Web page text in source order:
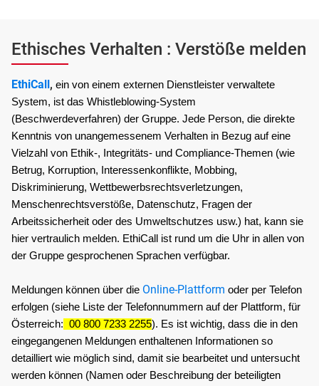
Ethisches Verhalten : Verstöße melden
EthiCall, ein von einem externen Dienstleister verwaltete
System, ist das Whistleblowing-System
(Beschwerdeverfahren) der Gruppe. Jede Person, die direkte
Kenntnis von unangemessenem Verhalten in Bezug auf eine
Vielzahl von Ethik-, Integritäts- und Compliance-Themen (wie
Betrug, Korruption, Interessenkonflikte, Mobbing,
Diskriminierung, Wettbewerbsrechtsverletzungen,
Menschenrechtsverstöße, Datenschutz, Fragen der
Arbeitssicherheit oder des Umweltschutzes usw.) hat, kann sie
hier vertraulich melden. EthiCall ist rund um die Uhr in allen von
der Gruppe gesprochenen Sprachen verfügbar.
Meldungen können über die Online-Plattform oder per Telefon
erfolgen (siehe Liste der Telefonnummern auf der Plattform, für
Österreich: 00 800 7233 2255). Es ist wichtig, dass die in den
eingegangenen Meldungen enthaltenen Informationen so
detailliert wie möglich sind, damit sie bearbeitet und untersucht
werden können (Namen oder Beschreibung der beteiligten